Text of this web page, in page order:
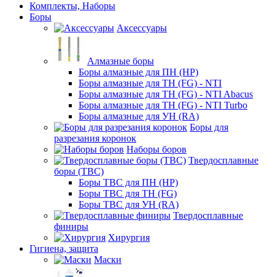
Комплекты, Наборы
Боры
Аксессуары
Алмазные боры
Боры алмазные для ПН (HP)
Боры алмазные для ТН (FG) - NTI
Боры алмазные для ТН (FG) - NTI Abacus
Боры алмазные для ТН (FG) - NTI Turbo
Боры алмазные для УН (RA)
Боры для
разрезания коронок
Наборы боров
Твердосплавные
боры (ТВС)
Боры ТВС для ПН (HP)
Боры ТВС для ТН (FG)
Боры ТВС для УН (RA)
Твердосплавные
финиры
Хирургия
Гигиена, защита
Маски